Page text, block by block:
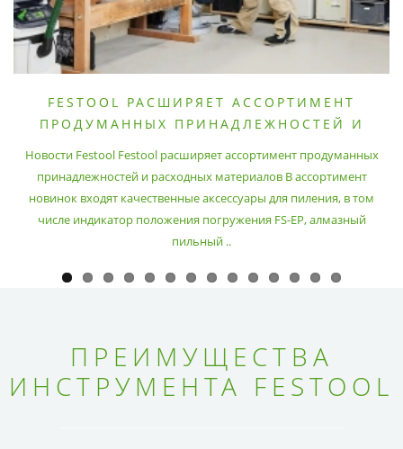
FESTOOL РАСШИРЯЕТ АССОРТИМЕНТ
ПРОДУМАННЫХ ПРИНАДЛЕЖНОСТЕЙ И
Новости Festool Festool расширяет ассортимент продуманных
принадлежностей и расходных материалов В ассортимент
новинок входят качественные аксессуары для пиления, в том
числе индикатор положения погружения FS-EP, алмазный
пильный ..
ПРЕИМУЩЕСТВА
ИНСТРУМЕНТА FESTOOL